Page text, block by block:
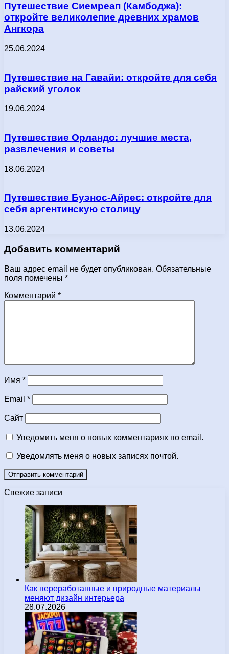
Путешествие Сиемреап (Камбоджа):
откройте великолепие древних храмов
Ангкора
25.06.2024
Путешествие на Гавайи: откройте для себя
райский уголок
19.06.2024
Путешествие Орландо: лучшие места,
развлечения и советы
18.06.2024
Путешествие Буэнос-Айрес: откройте для
себя аргентинскую столицу
13.06.2024
Добавить комментарий
Ваш адрес email не будет опубликован. Обязательные
поля помечены *
Комментарий *
Имя *
Email *
Сайт
Уведомить меня о новых комментариях по email.
Уведомлять меня о новых записях почтой.
Свежие записи
Как переработанные и природные материалы
меняют дизайн интерьера
28.07.2026